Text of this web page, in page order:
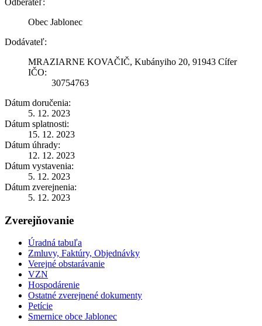
Obec Jablonec
Dodávateľ:
MRAZIARNE KOVAČIČ, Kubányiho 20, 91943 Cífer
IČO:
30754763
Dátum doručenia:
5. 12. 2023
Dátum splatnosti:
15. 12. 2023
Dátum úhrady:
12. 12. 2023
Dátum vystavenia:
5. 12. 2023
Dátum zverejnenia:
5. 12. 2023
Zverejňovanie
Úradná tabuľa
Zmluvy, Faktúry, Objednávky
Verejné obstarávanie
VZN
Hospodárenie
Ostatné zverejnené dokumenty
Petície
Smernice obce Jablonec